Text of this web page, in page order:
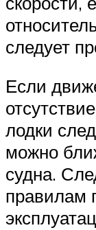
следует
Если
лодки
можно
судна.
правилам